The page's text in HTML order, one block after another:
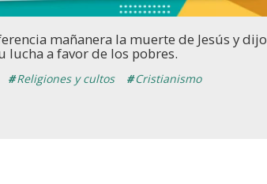
mañanera la muerte de Jesús y dijo
lucha a favor de los pobres.
Religiones y cultos
Cristianismo